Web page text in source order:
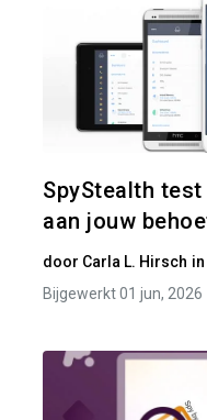
SpyStealth
aan jouw
door Carla L. Hirsch in
Bijgewerkt 01 jun, 2026